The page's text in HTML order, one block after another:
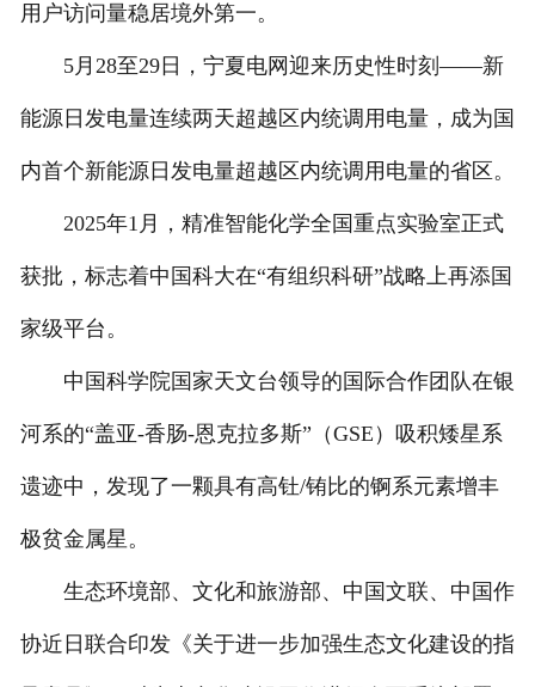
用户访问量稳居境外第一。
5月28至29日，宁夏电网迎来历史性时刻——新
能源日发电量连续两天超越区内统调用电量，成为国
内首个新能源日发电量超越区内统调用电量的省区。
2025年1月，精准智能化学全国重点实验室正式
获批，标志着中国科大在“有组织科研”战略上再添国
家级平台。
中国科学院国家天文台领导的国际合作团队在银
河系的“盖亚-香肠-恩克拉多斯”（GSE）吸积矮星系
遗迹中，发现了一颗具有高钍/铕比的锕系元素增丰
极贫金属星。
生态环境部、文化和旅游部、中国文联、中国作
协近日联合印发《关于进一步加强生态文化建设的指